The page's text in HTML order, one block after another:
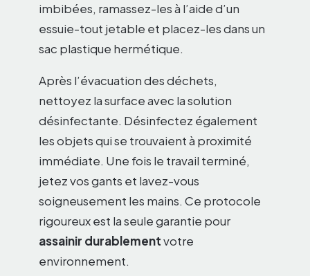
imbibées, ramassez-les à l’aide d’un
essuie-tout jetable et placez-les dans un
sac plastique hermétique.
Après l’évacuation des déchets,
nettoyez la surface avec la solution
désinfectante. Désinfectez également
les objets qui se trouvaient à proximité
immédiate. Une fois le travail terminé,
jetez vos gants et lavez-vous
soigneusement les mains. Ce protocole
rigoureux est la seule garantie pour
assainir durablementvotre
environnement.